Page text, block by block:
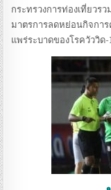
กระทรวงการท่องเที่ยวร
มาตรการลดหย่อนกิจกา
แพร่ระบาดของโรควัววิด-